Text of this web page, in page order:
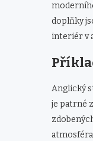
doplňky
interiér v
Anglický
je patrné